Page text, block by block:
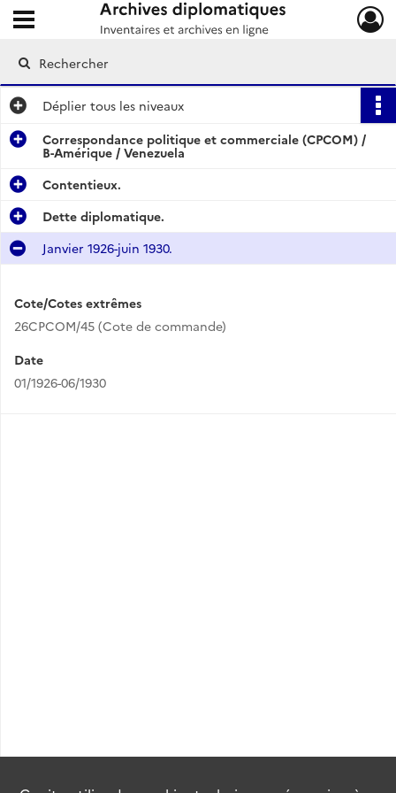
Archives diplomatiques
Ouvrir le menu déroulant
Déplier tous les niveaux
Correspondance politique et commerciale (CPCOM) /
B-Amérique / Venezuela
Contentieux.
Dette diplomatique.
Janvier 1926-juin 1930.
Cote/Cotes extrêmes
26CPCOM/45 (Cote de commande)
Date
01/1926-06/1930